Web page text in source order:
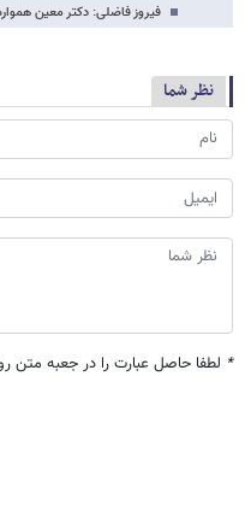
فیروز فاضلی: دکتر معین
نظر شما
* لطفا حاصل عبارت را در جعبه متن